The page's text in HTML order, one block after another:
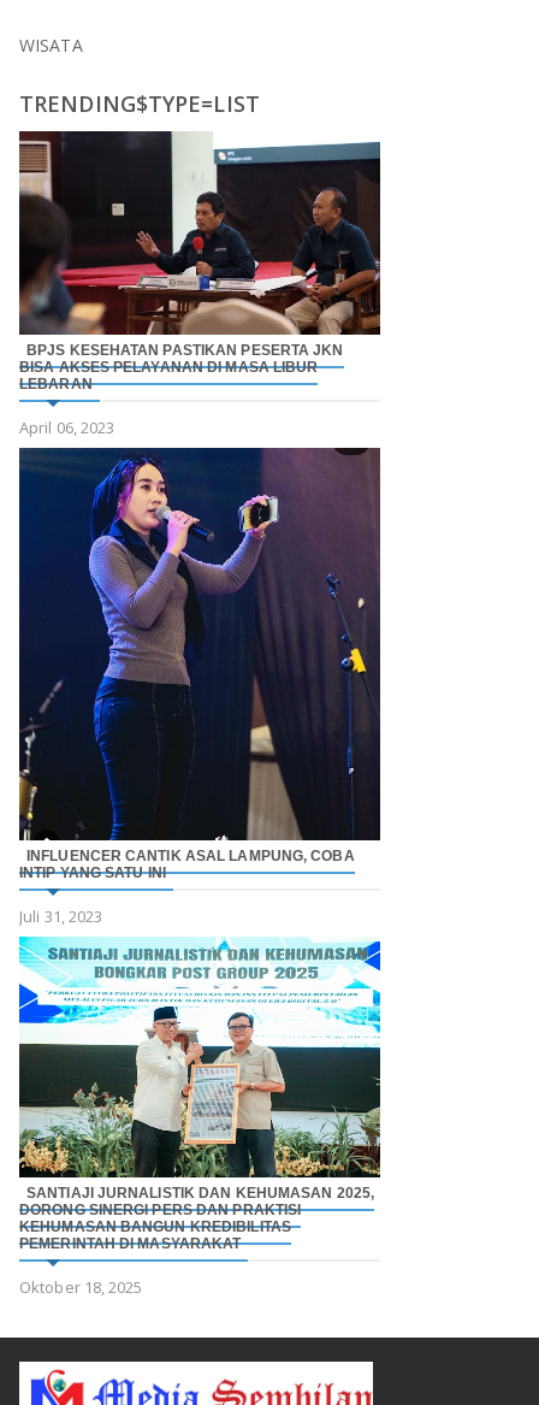
WISATA
TRENDING$TYPE=LIST
BPJS KESEHATAN PASTIKAN PESERTA JKN
BISA AKSES PELAYANAN DI MASA LIBUR
LEBARAN
April 06, 2023
INFLUENCER CANTIK ASAL LAMPUNG, COBA
INTIP YANG SATU INI
Juli 31, 2023
SANTIAJI JURNALISTIK DAN KEHUMASAN 2025,
DORONG SINERGI PERS DAN PRAKTISI
KEHUMASAN BANGUN KREDIBILITAS
PEMERINTAH DI MASYARAKAT
Oktober 18, 2025